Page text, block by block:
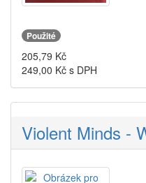
Použité
205,79 Kč
249,00 Kč s DPH
Violent Minds -